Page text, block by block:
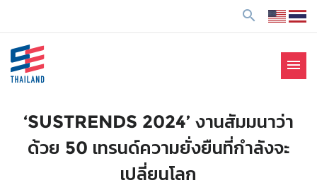
search
Enterprise: SE
menu
‘SUSTRENDS 2024’ งานสัมมนาว่า
ด้วย 50 เทรนด์ความยั่งยืนที่กำลังจะ
เปลี่ยนโลก